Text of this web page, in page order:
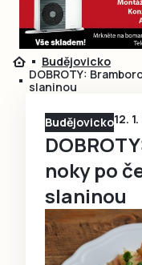
Budějovicko
DOBROTY:
slaninou
Budějovicko12.
noky po
slaninou